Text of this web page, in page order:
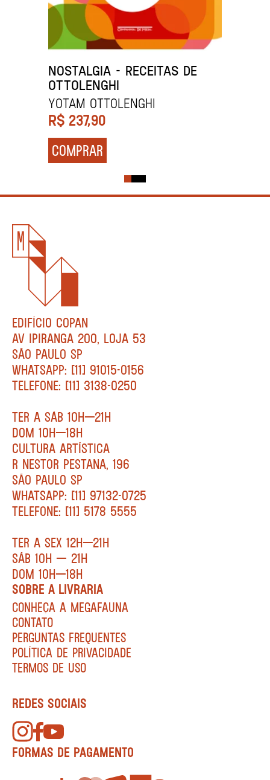
NOSTALGIA – RECEITAS DE
OTTOLENGHI
Yotam Ottolenghi
R$ 237,90
COMPRAR
EDIFÍCIO COPAN
AV IPIRANGA 200, LOJA 53
SÃO PAULO SP
WHATSAPP: [11] 91015-0156
TELEFONE: [11] 3138-0250
TER A SÁB 10H—21H
DOM 10H—18H
CULTURA ARTÍSTICA
R NESTOR PESTANA, 196
SÃO PAULO SP
WHATSAPP: [11] 97132-0725
TELEFONE: [11] 5178 5555
TER A SEX 12H—21H
SÁB 10H — 21H
DOM 10H—18H
SOBRE A LIVRARIA
CONHEÇA A MEGAFAUNA
CONTATO
PERGUNTAS FREQUENTES
POLÍTICA DE PRIVACIDADE
TERMOS DE USO
REDES SOCIAIS
FORMAS DE PAGAMENTO